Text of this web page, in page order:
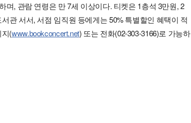
며, 관람 연령은 만 7세 이상이다. 티켓은 1층석 3만원, 2
관 서서, 서점 임직원 등에게는 50% 특별할인 혜택이 적
지(www.bookconcert.net) 또는 전화(02-303-3166)로 가능하